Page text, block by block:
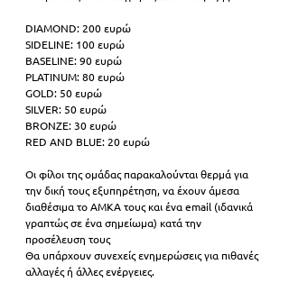
DIAMOND: 200 ευρώ
SIDELINE: 100 ευρώ
BASELINE: 90 ευρώ
PLATINUM: 80 ευρώ
GOLD: 50 ευρώ
SILVER: 50 ευρώ
BRONZE: 30 ευρώ
RED AND BLUE: 20 ευρώ
Οι φίλοι της ομάδας παρακαλούνται θερμά για
την δική τους εξυπηρέτηση, να έχουν άμεσα
διαθέσιμα το ΑΜΚΑ τους και ένα email (ιδανικά
γραπτώς σε ένα σημείωμα) κατά την
προσέλευση τους
Θα υπάρχουν συνεχείς ενημερώσεις για πιθανές
αλλαγές ή άλλες ενέργειες.